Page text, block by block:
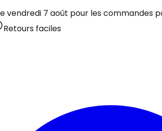
7 août pour les commandes
Retours faciles